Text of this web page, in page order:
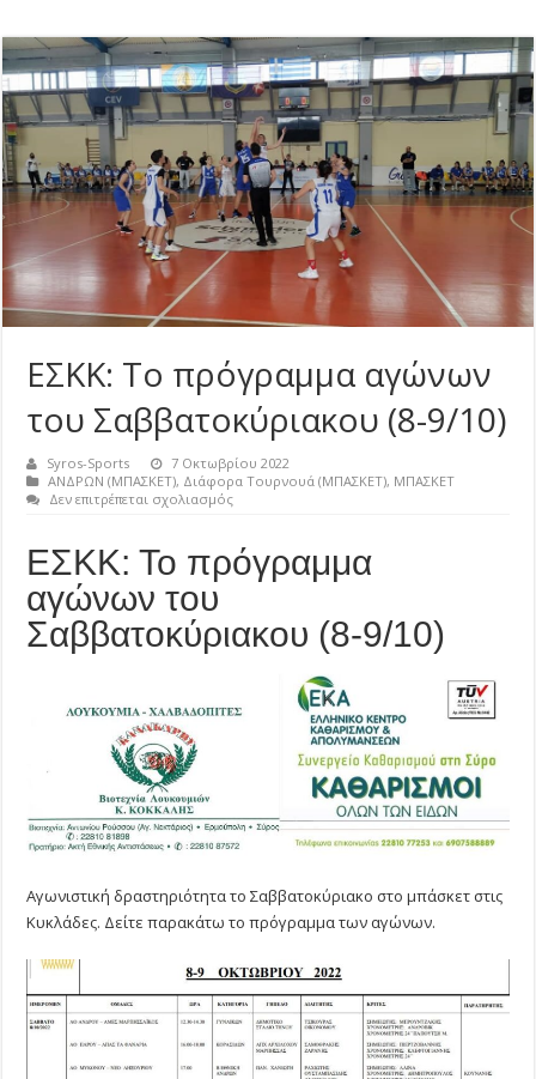
ΕΣΚΚ: Το πρόγραμμα αγώνων
του Σαββατοκύριακου (8-9/10)
Syros-Sports
7 Οκτωβρίου 2022
ΑΝΔΡΩΝ (ΜΠΑΣΚΕΤ), Διάφορα Τουρνουά (ΜΠΑΣΚΕΤ), ΜΠΑΣΚΕΤ
Δεν επιτρέπεται σχολιασμόςστο
πρόγραμμα
αγώνων
(8-
9/10)
ΕΣΚΚ: Το πρόγραμμα
αγώνων του
Σαββατοκύριακου (8-9/10)
Αγωνιστική δραστηριότητα το Σαββατοκύριακο στο μπάσκετ στις
Κυκλάδες. Δείτε παρακάτω το πρόγραμμα των αγώνων.